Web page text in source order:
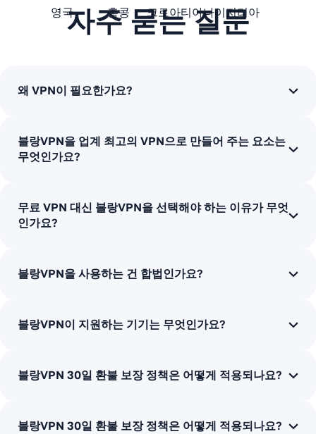
영국 홍콩 크로아티아나이지리아
자주 묻는 질문
왜 VPN이 필요한가요?
블랑VPN을 업계 최고의 VPN으로 만들어 주는 요소는
무엇인가요?
무료 VPN 대신 블랑VPN을 선택해야 하는 이유가 무엇
인가요?
블랑VPN을 사용하는 건 합법인가요?
블랑VPN이 지원하는 기기는 무엇인가요?
블랑VPN 30일 환불 보장 정책은 어떻게 적용되나요?
블랑VPN 30일 환불 보장 정책은 어떻게 적용되나요?